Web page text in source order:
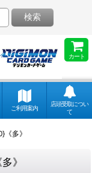
カート
検索
ご利用案内
店頭受取につい
て
多》
》